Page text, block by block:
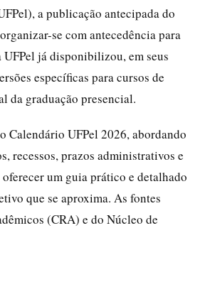
a publicação antecipada do
se com antecedência para
UFPel já disponibilizou, em seus
específicas para cursos de
da graduação presencial.
Calendário UFPel 2026, abordando
recessos, prazos administrativos e
um guia prático e detalhado
que se aproxima. As fontes
(CRA) e do Núcleo de